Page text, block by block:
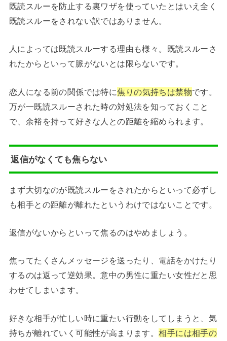
既読スルーを防止する裏ワザを使っていたとはいえ全く
既読スルーをされない訳ではありません。
人によっては既読スルーする理由も様々。既読スルーさ
れたからといって脈がないとは限らないです。
恋人になる前の関係では特に焦りの気持ちは禁物です。
万が一既読スルーされた時の対処法を知っておくこと
で、余裕を持って好きな人との距離を縮められます。
返信がなくても焦らない
まず大切なのが既読スルーをされたからといって必ずし
も相手との距離が離れたというわけではないことです。
返信がないからといって焦るのはやめましょう。
焦ってたくさんメッセージを送ったり、電話をかけたり
するのは返って逆効果。意中の男性に重たい女性だと思
わせてしまいます。
好きな相手が忙しい時に重たい行動をしてしまうと、気
持ちが離れていく可能性が高まります。相手には相手の